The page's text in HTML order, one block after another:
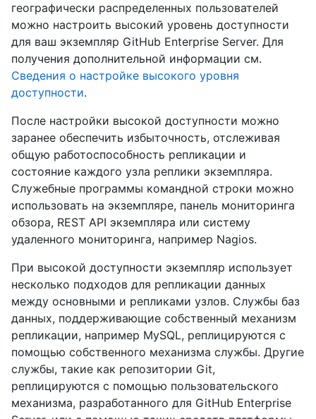
географически распределенных пользователей
можно настроить высокий уровень доступности
для ваш экземпляр GitHub Enterprise Server. Для
получения дополнительной информации см.
Сведения о настройке высокого уровня
доступности.
После настройки высокой доступности можно
заранее обеспечить избыточность, отслеживая
общую работоспособность репликации и
состояние каждого узла реплики экземпляра.
Служебные программы командной строки можно
использовать на экземпляре, панель мониторинга
обзора, REST API экземпляра или систему
удаленного мониторинга, например Nagios.
При высокой доступности экземпляр использует
несколько подходов для репликации данных
между основными и репликами узлов. Службы баз
данных, поддерживающие собственный механизм
репликации, например MySQL, реплицируются с
помощью собственного механизма службы. Другие
службы, такие как репозитории Git,
реплицируются с помощью пользовательского
механизма, разработанного для GitHub Enterprise